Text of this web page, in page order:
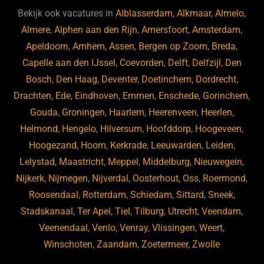
b
o
o
k
ky dI
n
Bekijk ook vacatures inAlblasserdam,Alkmaar,Almelo,
Almere,Alphen aan den Rijn,Amersfoort,Amsterdam,
Apeldoorn,Arnhem,Assen, Bergen op Zoom, Breda,
Capelle aan den IJssel , Coevorden, Delft, Delfzijl , Den
Bosch, Den Haag, Deventer, Doetinchem, Dordrecht,
Drachten, Ede, Eindhoven, Emmen, Enschede, Gorinchem,
Gouda, Groningen, Haarlem, Heerenveen, Heerlen,
Helmond, Hengelo, Hilversum, Hoofddorp, Hoogeveen,
Hoogezand, Hoorn, Kerkrade, Leeuwarden, Leiden,
Lelystad, Maastricht, Meppel , Middelburg, Nieuwegein,
Nijkerk, Nijmegen, Nijverdal , Oosterhout, Oss, Roermond,
Roosendaal , Rotterdam, Schiedam, Sittard, Sneek,
Stadskanaal ,Ter Apel ,Tiel ,Tilburg, Utrecht,Veendam,
Veenendaal ,Venlo,Venray,Vlissingen,Weert,
Winschoten,Zaandam,Zoetermeer,Zwolle